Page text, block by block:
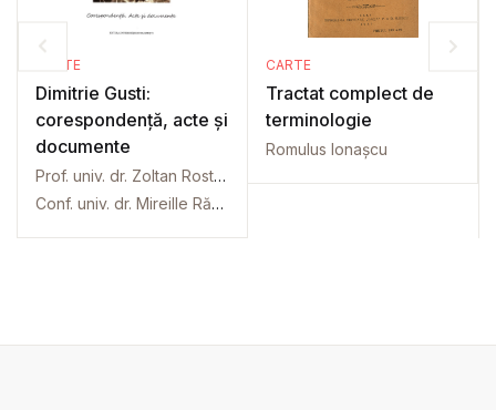
CARTE
Dimitrie Gusti:
corespondență, acte și
documente
Prof. univ. dr. Zoltan Rostas
Conf. univ. dr. Mireille Rădoi
CARTE
Tractat complect de
terminologie
Romulus Ionașcu